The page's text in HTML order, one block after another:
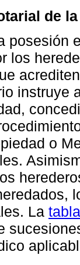
de
posesión
los
instruye
o
La